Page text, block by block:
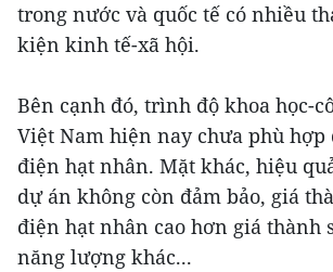
trong nước và quốc tế có nhiều
kiện kinh tế-xã hội.
Bên cạnh đó, trình độ khoa học-
Việt Nam hiện nay chưa phù
điện hạt nhân. Mặt khác, hiệu
dự án không còn đảm bảo, giá
điện hạt nhân cao hơn giá thành
năng lượng khác...